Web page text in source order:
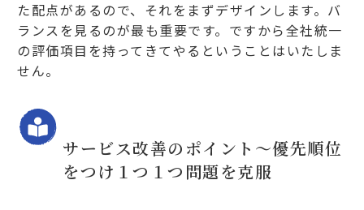
た配点があるので、それをまずデザインします。バ
ランスを見るのが最も重要です。ですから全社統一
の評価項目を持ってきてやるということはいたしま
せん。
サービス改善のポイント～優先順位
をつけ１つ１つ問題を克服